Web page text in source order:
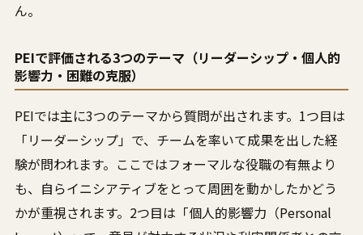
ん。
PEIで評価される3つのテーマ（リーダーシップ・個人的
影響力・困難の克服）
PEIでは主に3つのテーマから質問が出されます。1つ目は
「リーダーシップ」で、チームを率いて成果を出した経
験が問われます。ここではフォーマルな役職の有無より
も、自らイニシアティブをとって周囲を動かしたかどう
かが重視されます。2つ目は「個人的影響力（Personal